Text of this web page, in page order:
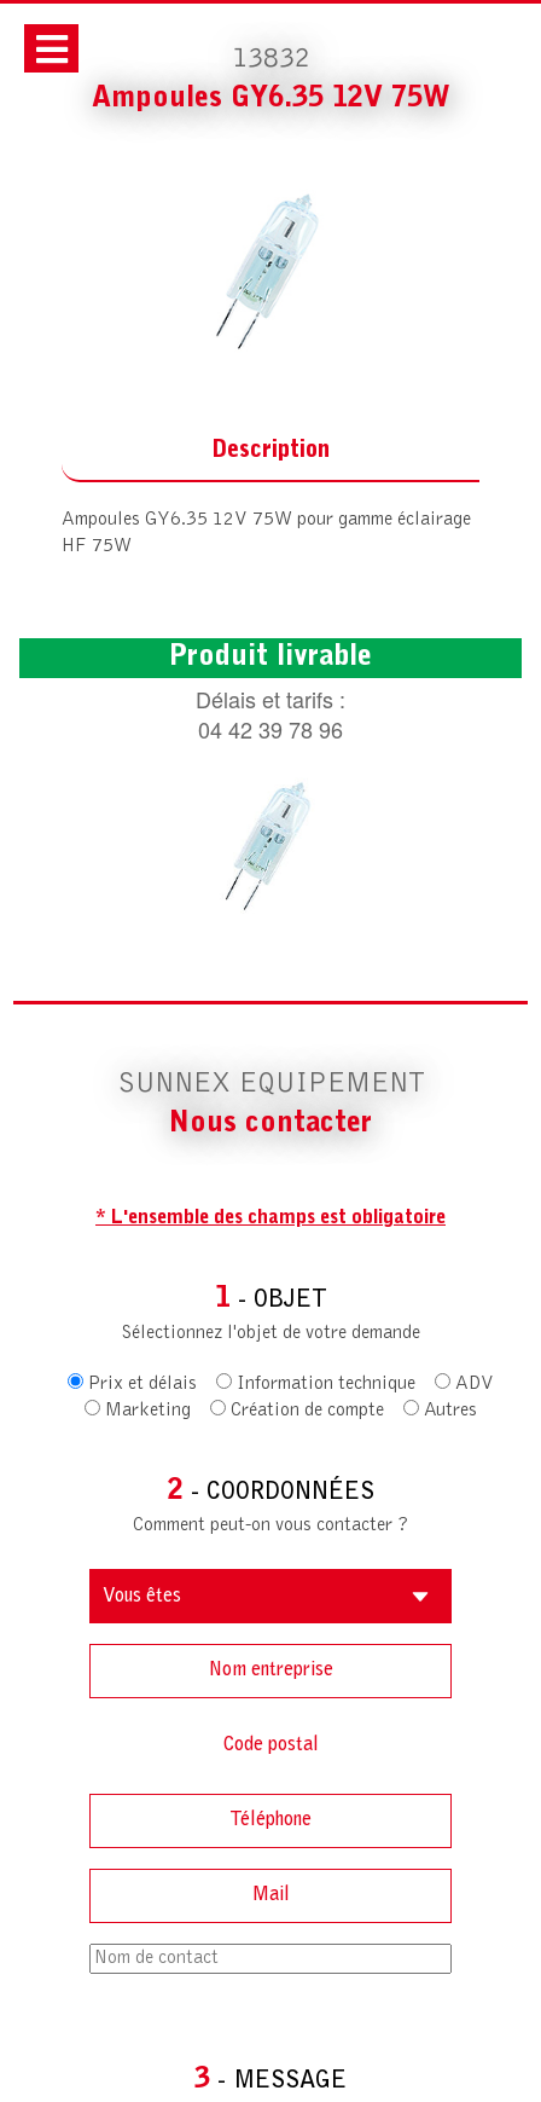
13832
Ampoules GY6.35 12V 75W
Description
Ampoules GY6.35 12V 75W pour gamme éclairage
HF 75W
Produit livrable
Délais et tarifs :
04 42 39 78 96
SUNNEX EQUIPEMENT
Nous contacter
* L'ensemble des champs est obligatoire
1 - OBJET
Sélectionnez l'objet de votre demande
Prix et délais Information technique
ADV
Marketing
Création de compte Autres
2 - COORDONNÉES
Comment peut-on vous contacter ?
3 - MESSAGE